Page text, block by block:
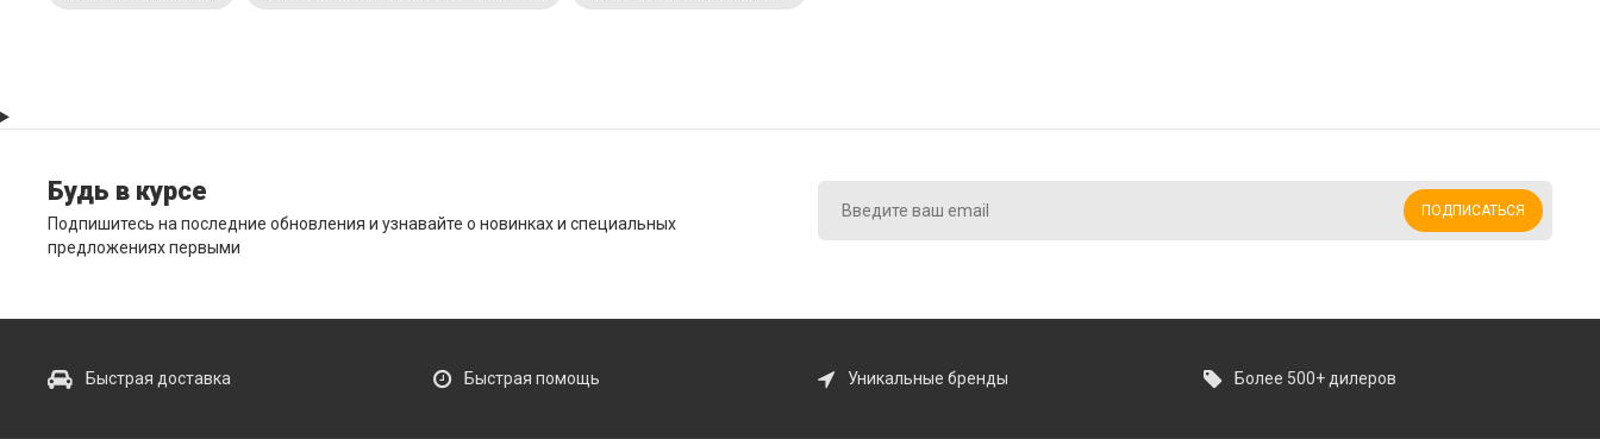
Будь в курсе
Подпишитесь на последние обновления и узнавайте о новинках и специальных
предложениях первыми
ПОДПИСАТЬСЯ
Быстрая доставка Быстрая помощь Уникальные бренды Более 500+ дилеров